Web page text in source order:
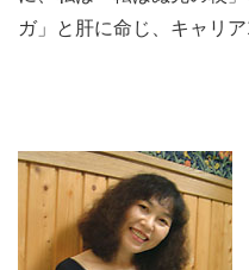
ガ」と肝に命じ、キャリ